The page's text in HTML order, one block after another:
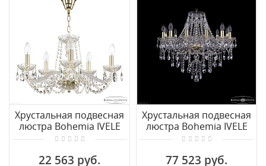
Хрустальная подвесная
люстра Bohemia IVELE
Crystal 119/5/200 G
22 563 руб.
Хрустальная подвесная
люстра Bohemia IVELE
Crystal 1415/12/220 G
77 523 руб.